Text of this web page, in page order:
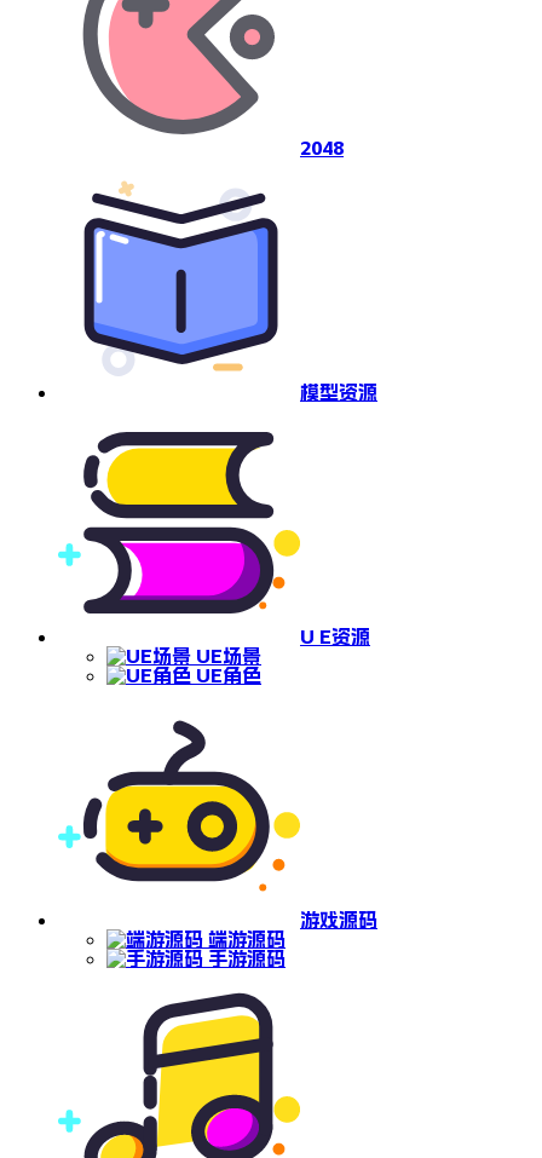
2048
模型资源
U E资源
UE场景
UE角色
游戏源码
端游源码
手游源码